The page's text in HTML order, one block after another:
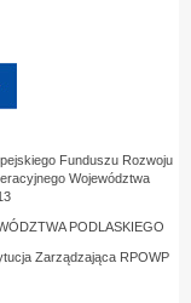
Funduszu Rozwoju
Województwa
PODLASKIEGO
Zarządzająca RPOWP